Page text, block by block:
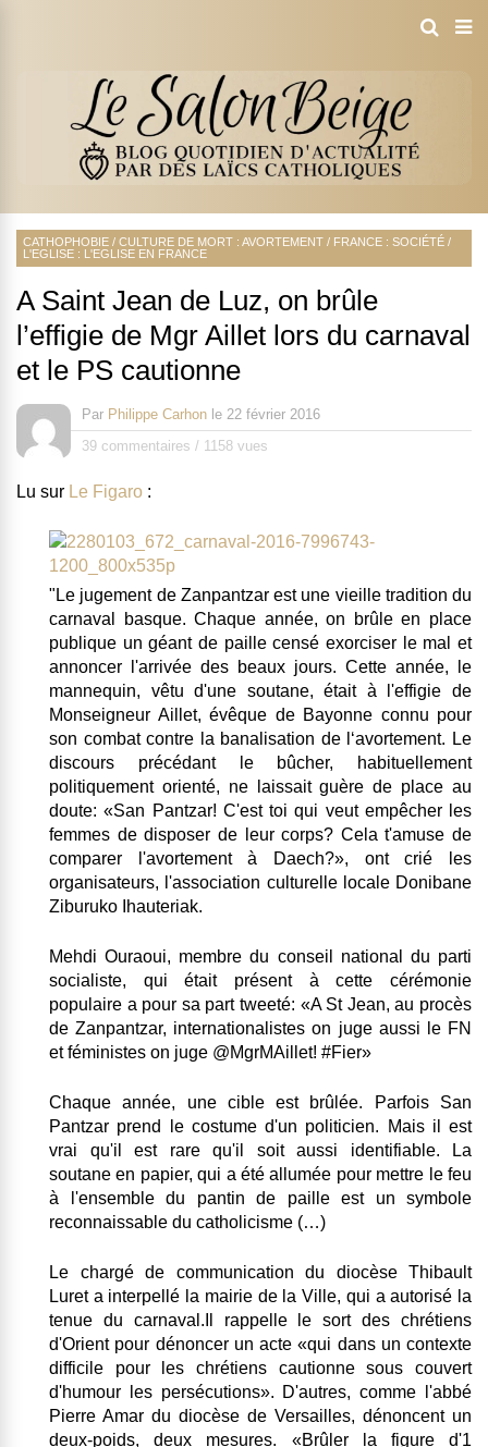
CATHOPHOBIE / CULTURE DE MORT : AVORTEMENT / FRANCE : SOCIÉTÉ /
L'EGLISE : L'EGLISE EN FRANCE
A Saint Jean de Luz, on brûle
l’effigie de Mgr Aillet lors du carnaval
et le PS cautionne
Par Philippe Carhon le 22 février 2016
39 commentaires / 1158 vues
Lu sur Le Figaro :
"Le jugement de Zanpantzar est une vieille tradition du
carnaval basque. Chaque année, on brûle en place
publique un géant de paille censé exorciser le mal et
annoncer l'arrivée des beaux jours. Cette année, le
mannequin, vêtu d'une soutane, était à l'effigie de
Monseigneur Aillet, évêque de Bayonne connu pour
son combat contre la banalisation de l‘avortement. Le
discours précédant le bûcher, habituellement
politiquement orienté, ne laissait guère de place au
doute: «San Pantzar! C'est toi qui veut empêcher les
femmes de disposer de leur corps? Cela t'amuse de
comparer l'avortement à Daech?», ont crié les
organisateurs, l'association culturelle locale Donibane
Ziburuko Ihauteriak.
Mehdi Ouraoui, membre du conseil national du parti
socialiste, qui était présent à cette cérémonie
populaire a pour sa part tweeté: «A St Jean, au procès
de Zanpantzar, internationalistes on juge aussi le FN
et féministes on juge @MgrMAillet! #Fier»
Chaque année, une cible est brûlée. Parfois San
Pantzar prend le costume d'un politicien.
Mais il est
vrai qu'il est rare qu'il soit aussi identifiable. La
soutane en papier, qui a été allumée pour mettre le feu
à l'ensemble du pantin de paille est un symbole
reconnaissable du catholicisme (…)
Le chargé de communication du diocèse Thibault
Luret a interpellé la mairie de la Ville, qui a autorisé la
tenue du carnaval.Il rappelle le sort des chrétiens
d'Orient pour dénoncer un acte «qui dans un contexte
difficile pour les chrétiens cautionne sous couvert
d'humour les persécutions». D'autres, comme l'abbé
Pierre Amar du diocèse de Versailles, dénoncent un
deux-poids, deux mesures. «Brûler la figure d'1